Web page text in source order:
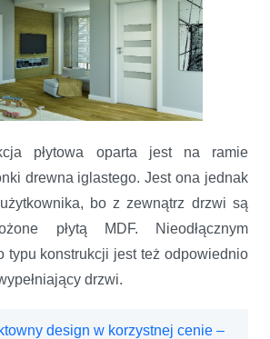
płytowa oparta jest na ramie
drewna iglastego. Jest ona jednak
bo z zewnątrz drzwi są
płytą MDF. Nieodłącznym
typu konstrukcji jest też odpowiednio
drzwi.
design w korzystnej cenie –